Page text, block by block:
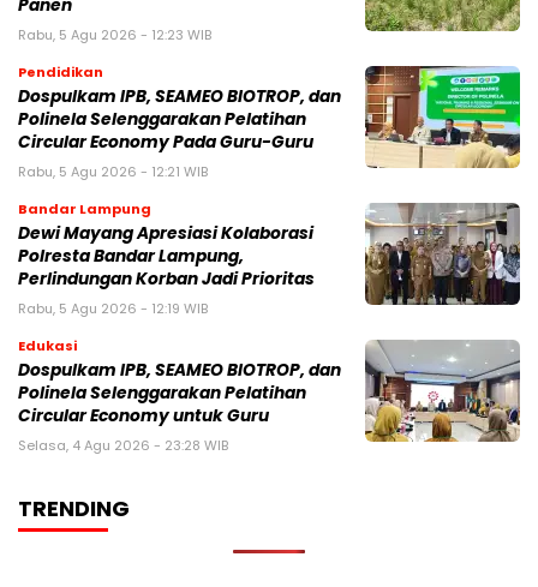
Panen
Rabu, 5 Agu 2026 - 12:23 WIB
Pendidikan
Dospulkam IPB, SEAMEO BIOTROP, dan
Polinela Selenggarakan Pelatihan
Circular Economy Pada Guru-Guru
Rabu, 5 Agu 2026 - 12:21 WIB
Bandar Lampung
Dewi Mayang Apresiasi Kolaborasi
Polresta Bandar Lampung,
Perlindungan Korban Jadi Prioritas
Rabu, 5 Agu 2026 - 12:19 WIB
Edukasi
Dospulkam IPB, SEAMEO BIOTROP, dan
Polinela Selenggarakan Pelatihan
Circular Economy untuk Guru
Selasa, 4 Agu 2026 - 23:28 WIB
TRENDING